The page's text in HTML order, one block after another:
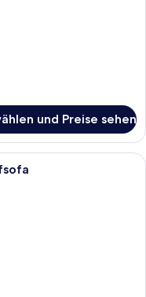
und Preise sehen
Suite, 1 King-Bett und